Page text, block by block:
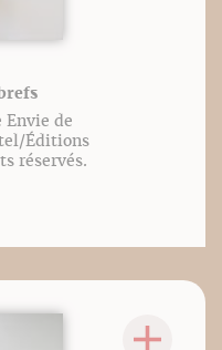
Envie de
Éditions
réservés.